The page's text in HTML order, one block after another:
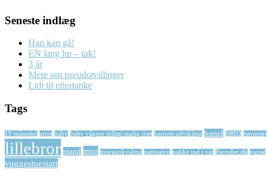
Seneste indlæg
Han kan gå!
EN lang lur – tak!
3 år
Mere om pseudotvillinger
Lidt til eftertanke
Tags
19 måneder arret baby baby vågner tidligt stadig træt barnets udvikling barsel BRIO børnetøj
lillebror mand mor morgenkvalme nattesøvn pakke ind i vat Parcellet.dk pause
vuggestuestart